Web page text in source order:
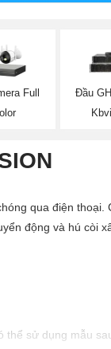
Full
Đầu
qua điện thoại.
động và hú còi
thể sử dụng mẫu